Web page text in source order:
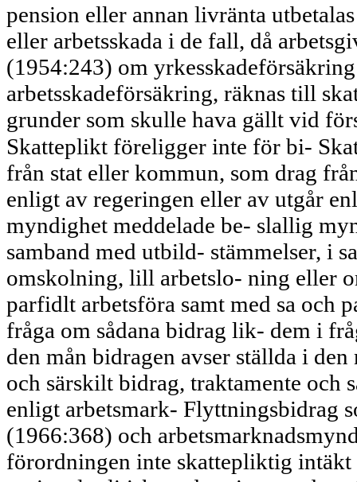
pension eller annan livränta
eller arbetsskada i de fall, då
(1954:243) om
arbetsska­deförsäkring, räknas till
grunder som skulle hava gällt vid
Skatteplikt föreligger inte för bi-
från stat eller kommun, som drag
enligt av regeringen eller av utgår
myndighet meddelade be- slallig
samband med utbild- stämmelser, i
omskolning, lill arbetslo- ning eller
parfidlt arbetsföra samt med sa och
fråga om sådana bidrag lik- dem i
den mån bidragen avser ställda i
och särskilt bidrag, traktamente
enligt arbetsmark- Flyttningsbidrag
(1966:368) och
förordningen inte skattepliktig